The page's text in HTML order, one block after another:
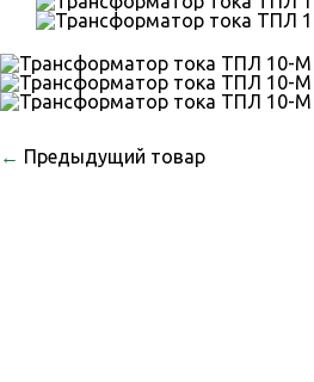
← Предыдущий товар